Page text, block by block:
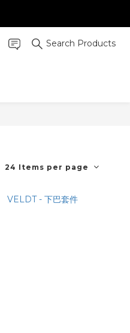
Search Products
24 Items per page